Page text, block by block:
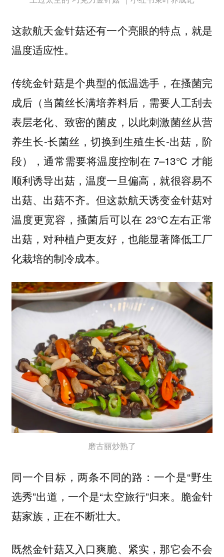
这款航天金针菇还有一个亮眼的特点，就是
温度适应性。
传统金针菇是个典型的低温选手，在搔菌完
成后（当菌丝长满培养料后，需要人工刮去
表层老化、致密的菌皮，以此刺激菌丝从营
养生长-长菌丝，切换到生殖生长-出菇，阶
段），通常需要将温度控制在 7–13℃ 才能
顺利诱导出菇，温度一旦偏高，就很容易不
出菇、出菇不齐。但这款航天诱变金针菇对
温度更宽容，搔菌后可以在 23℃左右正常
出菇，对种植户更友好，也能显著降低工厂
化栽培的制冷成本。
磨古丽炒熟了
同一个目标，两条不同的路：一个是“野生
选秀”出道，一个是“太空旅行”归来。脆金针
菇家族，正在不断壮大。
既然金针菇又入口爽脆、紧实，那它会不会